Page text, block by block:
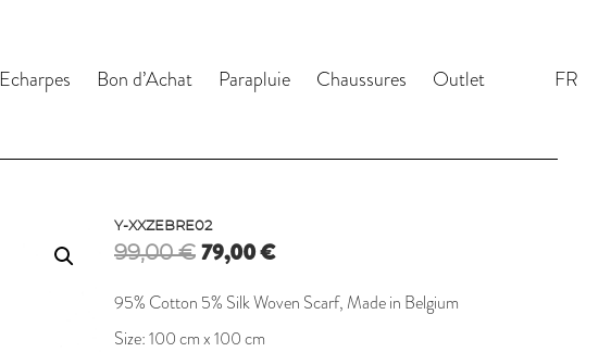
Echarpes Bon d’Achat Parapluie Chaussures Outlet FR
Y-XXZEBRE02
99,00€ Le
prix
initial
était :
99,00 €.
79,00€Le
actuel
est :
95% Cotton 5% Silk Woven Scarf, Made in Belgium
Size: 100 cm x 100 cm